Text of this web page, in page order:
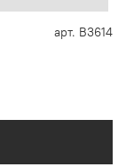
арт. B3614